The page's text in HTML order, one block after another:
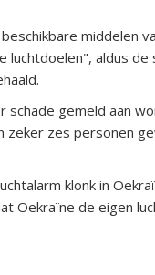
middelen
aldus de
gemeld aan
zes personen
klonk in
Oekraïne de eigen